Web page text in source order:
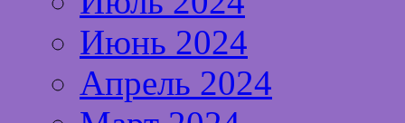
Июнь 2024
Апрель 2024